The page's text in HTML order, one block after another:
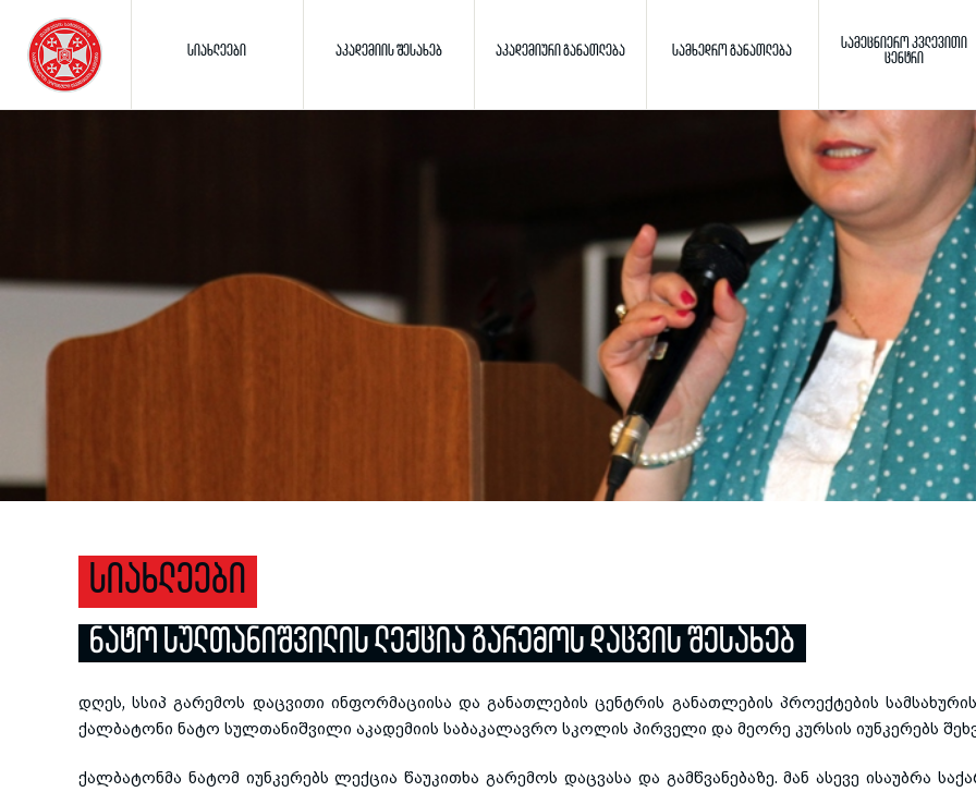
ძიება
Toggle search
ᲡᲘᲐᲮᲚᲔᲔᲑᲘ ᲐᲙᲐᲓᲔᲛᲘᲘᲡ ᲨᲔᲡᲐᲮᲔᲑ ᲐᲙᲐᲓᲔᲛᲘᲣᲠᲘ ᲒᲐᲜᲐᲗᲚᲔᲑᲐ ᲡᲐᲛᲮᲔᲓᲠᲝ ᲒᲐᲜᲐᲗᲚᲔᲑᲐ
ᲡᲐᲛᲔᲪᲜᲘᲔᲠᲝ ᲙᲕᲚᲔᲕᲘᲗᲘ
ᲪᲔᲜᲢᲠᲘ
ᲡᲘᲐᲮᲚᲔᲔᲑᲘ
ᲜᲐᲢᲝ ᲡᲣᲚᲗᲐᲜᲘᲨᲕᲘᲚᲘᲡ ᲚᲔᲥᲪᲘᲐ ᲒᲐᲠᲔᲛᲝᲡ ᲓᲐᲪᲕᲘᲡ ᲨᲔᲡᲐᲮᲔᲑ
დღეს, სსიპ გარემოს დაცვითი ინფორმაციისა და განათლების ცენტრის განათლების პროექტების
ქალბატონი ნატო სულთანიშვილი აკადემიის საბაკალავრო სკოლის პირველი და მეორე კურსის იუნკერებს
ქალბატონმა ნატომ იუნკერებს ლექცია წაუკითხა გარემოს დაცვასა და გამწვანებაზე. მან ასევე ისაუბრა